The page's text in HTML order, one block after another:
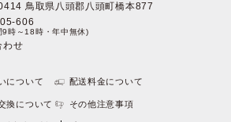
鳥取県八頭郡八頭町橋本877
606
9時～18時・年中無休)
わせ
について 配送料金について
換について その他注意事項